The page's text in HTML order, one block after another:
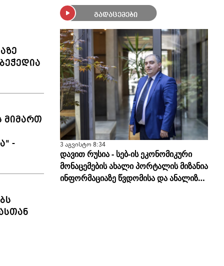
მიმართ
-
გადაცემები
3 აგვისტო 8:34
დავით რუსია - სებ-ის ეკონომიკური
მონაცემების ახალი პორტალის მიზანია
ინფორმაციაზე წვდომისა და ანალიზის